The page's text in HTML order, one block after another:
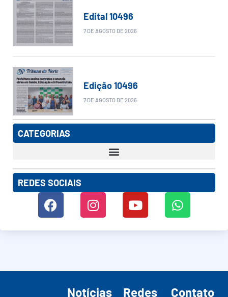
Edital 10496
7 DE AGOSTO DE 2026
Edição 10496
7 DE AGOSTO DE 2026
CATEGORIAS
REDES SOCIAIS
Notícias
Redes
Contato